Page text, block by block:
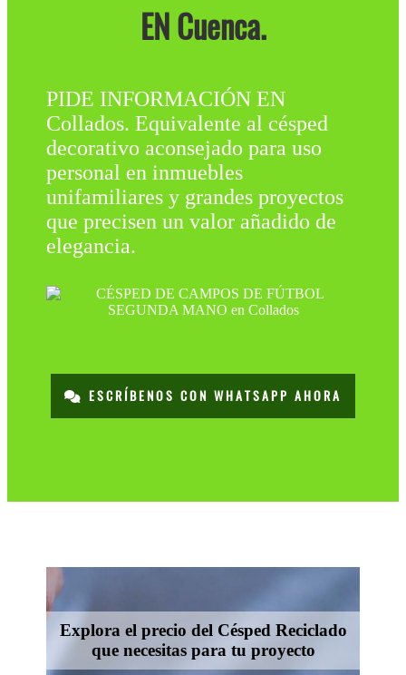
EN Cuenca.
PIDE INFORMACIÓN EN
Collados. Equivalente al césped
decorativo aconsejado para uso
personal en inmuebles
unifamiliares y grandes proyectos
que precisen un valor añadido de
elegancia.
ESCRÍBENOS CON WHATSAPP AHORA
Explora el precio del Césped Reciclado
que necesitas para tu proyecto